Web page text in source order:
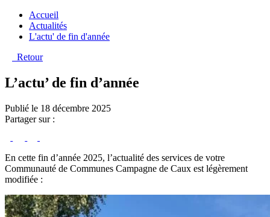
Accueil
Actualités
L'actu' de fin d'année
Retour
L’actu’ de fin d’année
Publié le 18 décembre 2025
Partager sur :
En cette fin d’année 2025, l’actualité des services de votre
Communauté de Communes Campagne de Caux est légèrement
modifiée :